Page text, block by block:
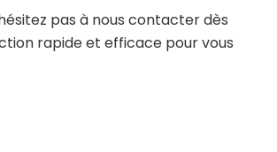
pas à nous contacter dès
rapide et efficace pour vous